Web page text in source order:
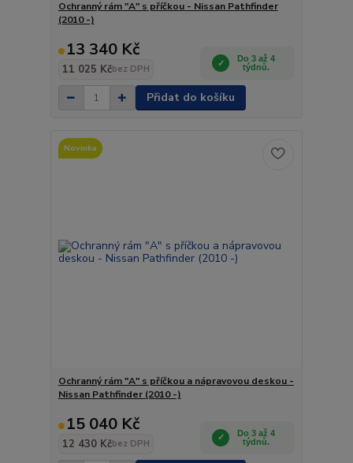
Ochranný rám "A" s příčkou - Nissan Pathfinder
(2010 -)
13 340 Kč
11 025 Kčbez DPH
Do 3 až 4
týdnů.
Přidat do košíku
Novinka
Ochranný rám "A" s příčkou a nápravovou deskou -
Nissan Pathfinder (2010 -)
15 040 Kč
12 430 Kčbez DPH
Do 3 až 4
týdnů.